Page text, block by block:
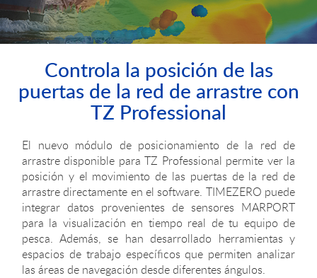
Controla la posición de las
puertas de la red de arrastre con
TZ Professional
El nuevo módulo de posicionamiento de la red de
arrastre disponible paraTZ Professional permite ver la
posición y el movimiento de las puertas de la red de
arrastre directamente en el software. TIMEZERO puede
integrar datos provenientes de sensores MARPORT
para la visualización en tiempo real de tu equipo de
pesca. Además, se han desarrollado herramientas y
espacios de trabajo específicos que permiten analizar
las áreas de navegación desde diferentes ángulos.